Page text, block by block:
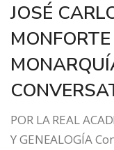
JOSÉ
POR LA REAL
Y GENEALOGÍA